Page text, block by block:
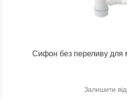
Сифон без переливу для
Залишити